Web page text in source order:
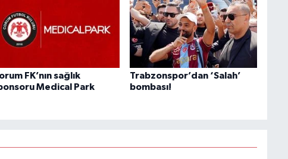
FK’nın sağlık
Medical Park
Trabzonspor’dan ‘Salah’
bombası!